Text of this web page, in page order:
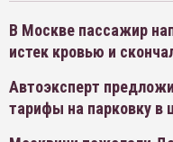
В Москве пассажир
истек кровью и
Автоэксперт
тарифы на парковку в